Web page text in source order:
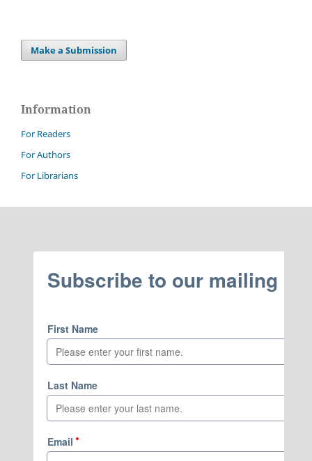
Make a Submission
Information
For Readers
For Authors
For Librarians